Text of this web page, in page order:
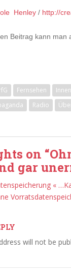
Henley / http://
Beitrag kann man
Fernsehen
Radio
on “
gar
«
will not be